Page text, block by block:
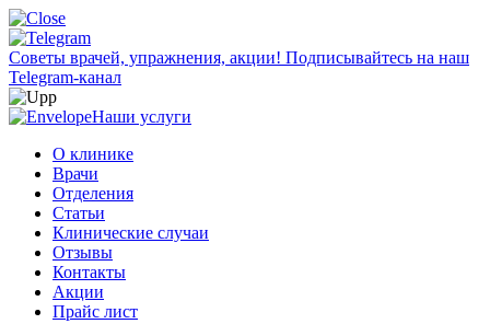
Советы врачей, упражнения, акции! Подписывайтесь на наш
Telegram-канал
Наши услуги
О клинике
Врачи
Отделения
Статьи
Клинические случаи
Отзывы
Контакты
Акции
Прайс лист